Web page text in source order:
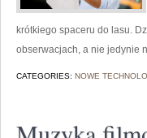
krótkiego spaceru do lasu.
obserwacjach, a nie jedynie
CATEGORIES: NOWE